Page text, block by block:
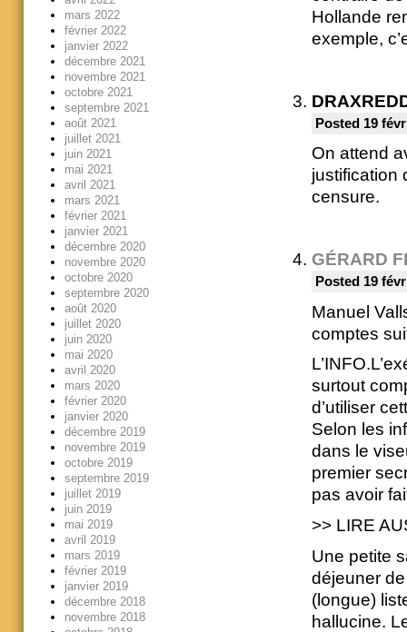
Hollande
exemple,
Posted 19
On attend
justification
censure.
GÉRARD
Posted 19
Manuel
comptes
surtout
d’utiliser
Selon les
dans le
premier
pas avoir
>> LIRE
Une petite
déjeuner
(longue)
hallucine.
mars 2022
février 2022
janvier 2022
décembre 2021
novembre 2021
octobre 2021
septembre 2021
août 2021
juillet 2021
juin 2021
mai 2021
avril 2021
mars 2021
février 2021
janvier 2021
décembre 2020
novembre 2020
octobre 2020
septembre 2020
août 2020
juillet 2020
juin 2020
mai 2020
avril 2020
mars 2020
février 2020
janvier 2020
décembre 2019
novembre 2019
octobre 2019
septembre 2019
juillet 2019
juin 2019
mai 2019
avril 2019
mars 2019
février 2019
janvier 2019
décembre 2018
novembre 2018